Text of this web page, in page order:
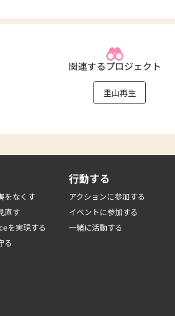
関連するプロジェクト
里山再生
をなくす
直す
を実現する
る
行動する
アクションに参加する
イベントに参加する
一緒に活動する